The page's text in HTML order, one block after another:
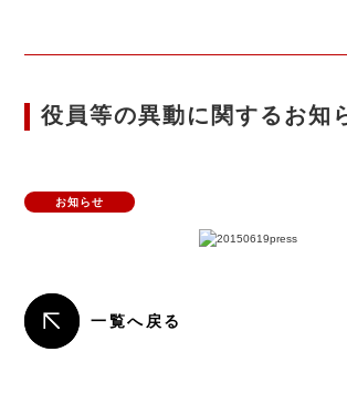
役員等の異動に関するお知
お知らせ
一覧へ戻る